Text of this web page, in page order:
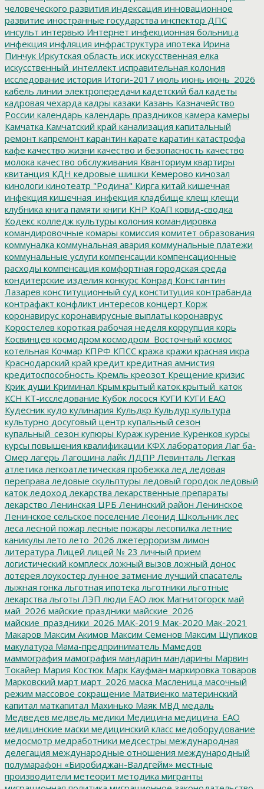
человеческого развития индексация инновационное
развитие иностранные государства инспектор ДПС
инсульт интервью Интернет инфекционная больница
инфекция инфляция инфраструктура ипотека Ирина
Пинчук Иркутская область иск искусственная елка
искусственный_интеллект исправительная колония
исследование история Итоги-2017 июль июнь июнь_2026
кабель линии электропередачи кадетский бал кадеты
кадровая чехарда кадры казаки Казань Казначейство
России календарь календарь праздников камера камеры
Камчатка Камчатский край канализация капитальный
ремонт капремонт карантин карате каратин катастрофа
кафе качество жизни качество и безопасность качество
молока качество обслуживания Кванториум квартиры
квитанция КДН кедровые шишки Кемерово кинозал
кинологи кинотеатр "Родина" Кирга китай кишечная
инфекция кишечная_инфекция кладбище клещ клещи
клубника книга памяти книги КНР КоАП ковид-сводка
Кодекс колледж культуры колония командировка
командировочные комары комиссия комитет образования
коммуналка коммунальная авария коммунальные платежи
коммунальные услуги компенсации компенсационные
расходы компенсация комфортная городская среда
кондитерские изделия конкурс Конрад Константин
Лазарев конституционный суд конституция контрабанда
контрафакт конфликт интересов концерт Корж
коронавирус коронавирусные выплаты коронаврус
Коростелев короткая рабочая неделя коррупция корь
Косвинцев космодром космодром_Восточный космос
котельная Кочмар КПРФ КПСС кража кражи красная икра
Краснодарский край кредит кредитная амнистия
кредитоспособность Кремль креозот Крещение кризис
Крик души Криминал Крым крытый каток крытый_каток
КСН КТ-исследование Кубок лосося КУГИ КУГИ ЕАО
Кудесник кудо кулинария Кульдкр Кульдур культура
культурно досуговый центр купальный сезон
купальный_сезон купюры Кураж курение Куренков курсы
курсы повышения квалификации КФХ лаборатория Лаг ба-
Омер лагерь Лагошина лайк ЛДПР Левинталь Легкая
атлетика легкоатлетическая пробежка лед ледовая
переправа ледовые скульптуры ледовый городок ледовый
каток ледоход лекарства лекарственные препараты
лекарство Ленинская ЦРБ Ленинский район Ленинское
Ленинское сельское поселение Леонид Школьник лес
леса лесной пожар лесные пожары лесопилка летние
каникулы лето лето_2026 лжетерроризм лимон
литература Лицей лицей № 23 личный прием
логистический комплеск ложный вызов ложный донос
лотерея лоукостер лунное затмение лучший спасатель
лыжная гонка льготная ипотека льготники льготные
лекарства льготы ЛЭП люди ЕАО люк Магнитогорск май
май_2026 майские праздники майские_2026
майские_праздники_2026 МАК-2019 Мак-2020 Мак-2021
Макаров Максим Акимов Максим Семенов Максим Шупиков
макулатура Мама-предприниматель Мамедов
маммография мамография мандарин мандарины Марвин
Токайер Мария Костюк Марк Кауфман маркировка товаров
Марковский март март_2026 маска Масленица масочный
режим массовое сокращение Матвиенко материнский
капитал маткапитал Махинько Маяк МВД медаль
Медведев медведь медики Медицина медицина_ЕАО
медицинские маски медицинский класс медоборудование
медосмотр медработники медсестры международная
делегация международные отношения международный
полумарафон «Биробиджан-Валдгейм» местные
производители метеорит методика мигранты